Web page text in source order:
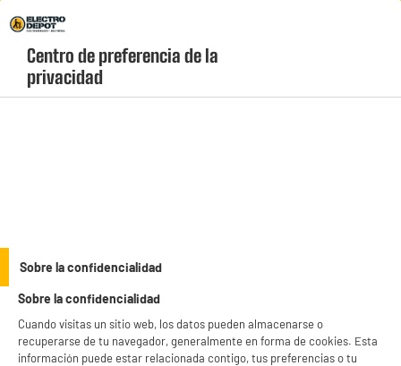
Menú
geolocation-header-icon-text
account
Centro de preferencia de la
privacidad
Sobre la confidencialidad
Sobre la confidencialidad
Cuando visitas un sitio web, los datos pueden almacenarse o
recuperarse de tu navegador, generalmente en forma de cookies. Esta
información puede estar relacionada contigo, tus preferencias o tu